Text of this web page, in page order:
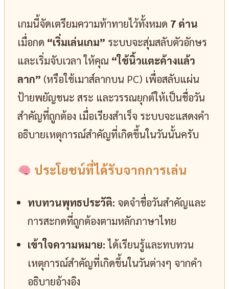
เกมนี้จัดเตรียมความท้าทายไว้ทั้งหมด 7 ด่าน
เมื่อกด “เริ่มเล่นเกม” ระบบจะสุ่มสลับตัวอักษร
และเริ่มจับเวลา ให้คุณ “ใช้นิ้วแตะค้างแล้ว
ลาก” (หรือใช้เมาส์ลากบน PC) เพื่อสลับแผ่น
ป้ายพยัญชนะ สระ และวรรณยุกต์ให้เป็นชื่อวัน
สำคัญที่ถูกต้อง เมื่อเรียงสำเร็จ ระบบจะแสดงคำ
อธิบายเหตุการณ์สำคัญที่เกิดขึ้นในวันนั้นครับ
ประโยชน์ที่ได้รับจากการเล่น
ทบทวนพุทธประวัติ: จดจำชื่อวันสำคัญและ
การสะกดที่ถูกต้องตามหลักภาษาไทย
เข้าใจความหมาย: ได้เรียนรู้และทบทวน
เหตุการณ์สำคัญที่เกิดขึ้นในวันต่างๆ จากคำ
อธิบายอ้างอิง